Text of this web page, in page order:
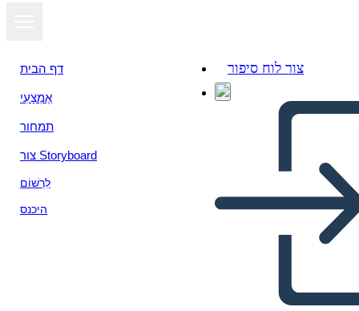
דף הבית
אֶמְצָעִי
תמחור
צור Storyboard
לִרְשׁוֹם
היכנס
צור לוח סיפור